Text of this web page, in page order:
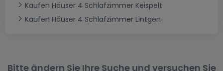
Kaufen Häuser 4 Schlafzimmer Keispelt
Kaufen Häuser 4 Schlafzimmer Lintgen
Bitte ändern Sie Ihre Suche und versuchen Sie